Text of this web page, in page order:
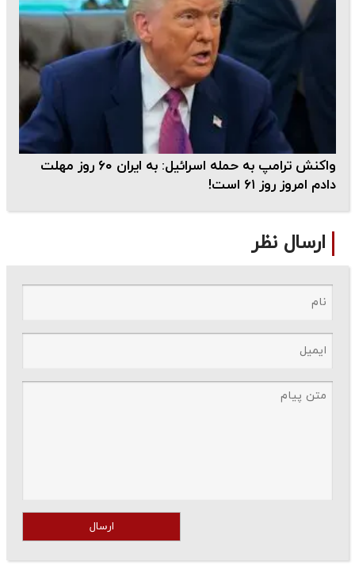
واکنش ترامپ به حمله اسرائیل: به ایران ۶۰ روز مهلت
دادم امروز روز ۶۱ است!
ارسال نظر
ارسال